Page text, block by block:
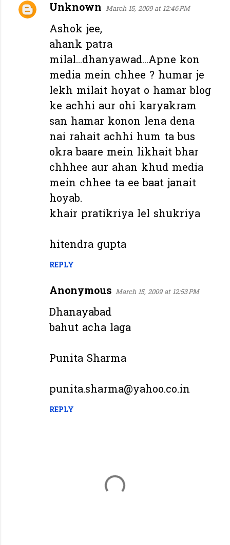
Unknown March 15, 2009 at 12:46 PM
Ashok jee,
ahank patra
milal...dhanyawad...Apne kon
media mein chhee ? humar je
lekh milait hoyat o hamar blog
ke achhi aur ohi karyakram
san hamar konon lena dena
nai rahait achhi hum ta bus
okra baare mein likhait bhar
chhhee aur ahan khud media
mein chhee ta ee baat janait
hoyab.
khair pratikriya lel shukriya
hitendra gupta
REPLY
Anonymous March 15, 2009 at 12:53 PM
Dhanayabad
bahut acha laga
Punita Sharma
punita.sharma@yahoo.co.in
REPLY